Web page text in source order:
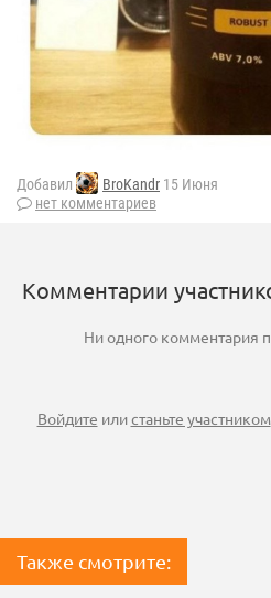
Добавил BroKandr 15 Июня
нет комментариев
Комментарии
Ни одного комментария
Войдите илистаньте участником
Также смотрите: